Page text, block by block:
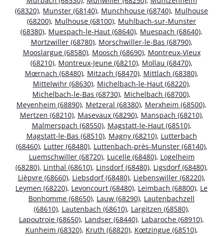
(68320), Munster (68140), Munchhouse (68740), Mulhouse
(68200), Mulhouse (68100), Muhlbach-sur-Munster
(68380), Muespach-le-Haut (68640), Muespach (68640),
Mortzwiller (68780), Morschwiller-le-Bas (68790),
Mooslargue (68580), Moosch (68690), Montreux-Vieux
(68210), Montreux-Jeune (68210), Mollau (68470),
Mœrnach (68480), Mitzach (68470), Mittlach (68380),
Mittelwihr (68630), Michelbach-le-Haut (68220),
Michelbach-le-Bas (68730), Michelbach (68700),
Meyenheim (68890), Metzeral (68380), Merxheim (68500),
Mertzen (68210), Masevaux (68290), Manspach (68210),
Malmerspach (68550), Magstatt-le-Haut (68510),
Magstatt-le-Bas (68510), Magny (68210), Lutterbach
(68460), Lutter (68480), Luttenbach-près-Munster (68140),
Luemschwiller (68720), Lucelle (68480), Logelheim
(68280), Linthal (68610), Linsdorf (68480), Ligsdorf (68480),
Lièpvre (68660), Liebsdorf (68480), Liebenswiller (68220),
Leymen (68220), Levoncourt (68480), Leimbach (68800), Le
Bonhomme (68650), Lauw (68290), Lautenbachzell
(68610), Lautenbach (68610), Largitzen (68580),
Lapoutroie (68650), Landser (68440), Labaroche (68910),
Kunheim (68320), Kruth (68820), Kœtzingue (68510),